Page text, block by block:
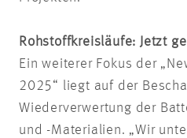
Rohstoffkreisläufe: Jetzt
Ein weiterer Fokus der
2025“ liegt auf der
Wiederverwertung der
und -Materialien. „Wir